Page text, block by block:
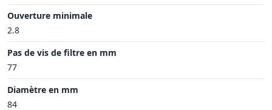
Ouverture minimale
2.8
Pas de vis de filtre en mm
77
Diamètre en mm
84